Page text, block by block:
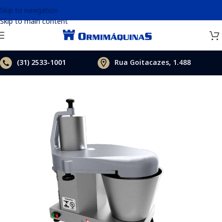
Skip to navigation
Skip to main content
(31) 2533-1001 Rua Goitacazes, 1.488